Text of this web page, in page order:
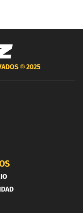
®2025